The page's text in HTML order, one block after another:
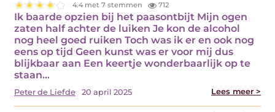
4.4 met 7 stemmen 712
Ik baarde opzien bij het paasontbijt Mijn ogen
zaten half achter de luiken Je kon de alcohol
nog heel goed ruiken Toch was ik er en ook nog
eens op tijd Geen kunst was er voor mij dus
blijkbaar aan Een keertje wonderbaarlijk op te
staan…
Peter de Liefde 20 april 2025 Lees meer >